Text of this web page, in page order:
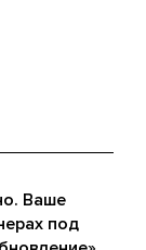
Ваше
под